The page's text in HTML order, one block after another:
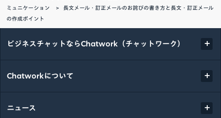
ミュニケーション
長文メール・訂正メールのお詫びの書き方と長文・訂正メール
の作成ポイント
ビジネスチャットならChatwork（チャットワーク）
Chatworkについて
ニュース